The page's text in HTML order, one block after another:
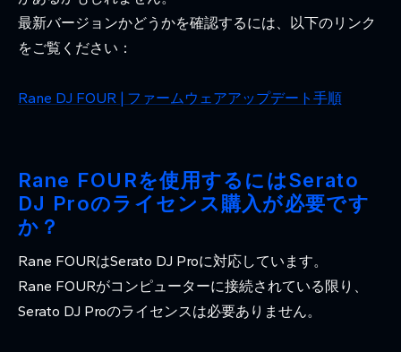
最新バージョンかどうかを確認するには、以下のリンク
をご覧ください：
Rane DJ FOUR | ファームウェアアップデート手順
Rane FOURを使用するにはSerato
DJ Proのライセンス購入が必要です
か？
Rane FOURはSerato DJ Proに対応しています。
Rane FOURがコンピューターに接続されている限り、
Serato DJ Proのライセンスは必要ありません。